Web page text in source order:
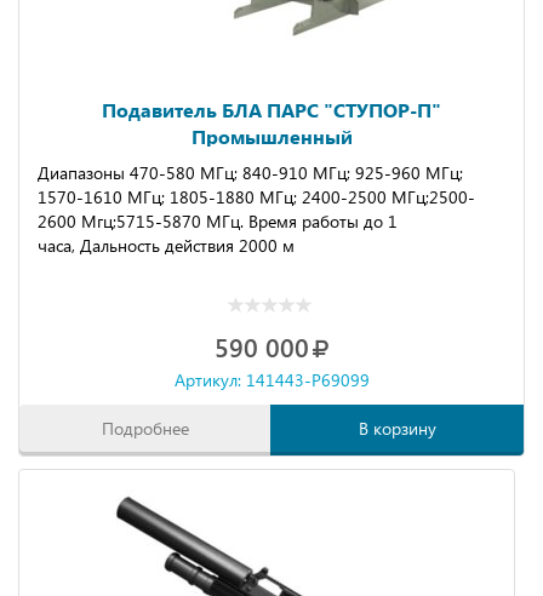
Подавитель БЛА ПАРС "СТУПОР-П"
Промышленный
Диапазоны 470-580 МГц; 840-910 МГц; 925-960 МГц;
1570-1610 МГц; 1805-1880 МГц; 2400-2500 МГц;2500-
2600 Мгц;5715-5870 МГц. Время работы до 1
часа, Дальность действия 2000 м
590 000
Артикул: 141443-P69099
Подробнее В корзину